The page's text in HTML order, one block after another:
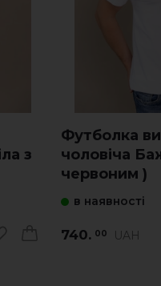
з
Футболка
чоловіча
червоним )
в наявності
740. 00 UAH